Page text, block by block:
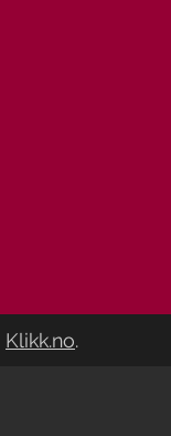
Klikk.no.